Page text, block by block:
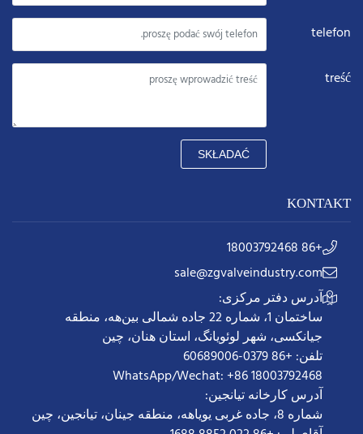
telefon
treść
SKŁADAĆ
KONTAKT
+86 18003792468
sale@zgvalveindustry.com
آدرس دفتر مرکزی:
ساختمان 1، شماره 22 جاده شمالی بین‌هه، منطقه
جیانکسی، شهر لوئویانگ، استان هنان، چین
تلفن: +86 0379-60689006
WhatsApp/Wechat: +86 18003792468
آدرس کارخانه تیانجین:
شماره 8، جاده غربی یویاهه، منطقه جینان، تیانجین، چین